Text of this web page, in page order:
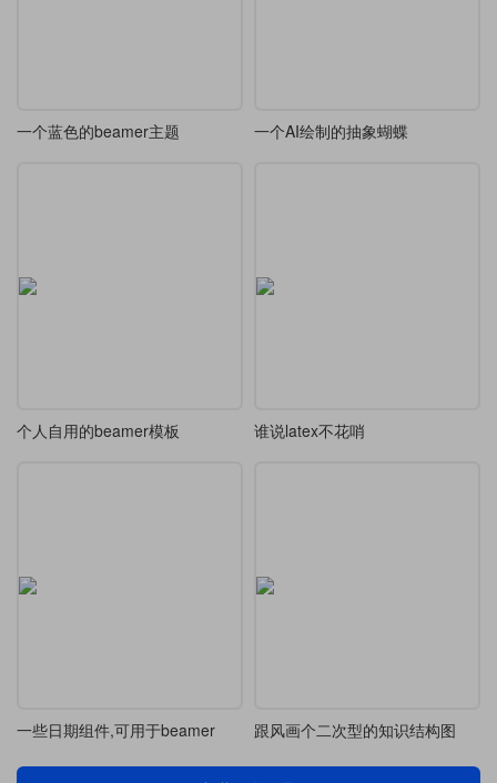
一个蓝色的beamer主题 一个AI绘制的抽象蝴蝶
个人自用的beamer模板 谁说latex不花哨
一些日期组件,可用于beamer 跟风画个二次型的知识结构图